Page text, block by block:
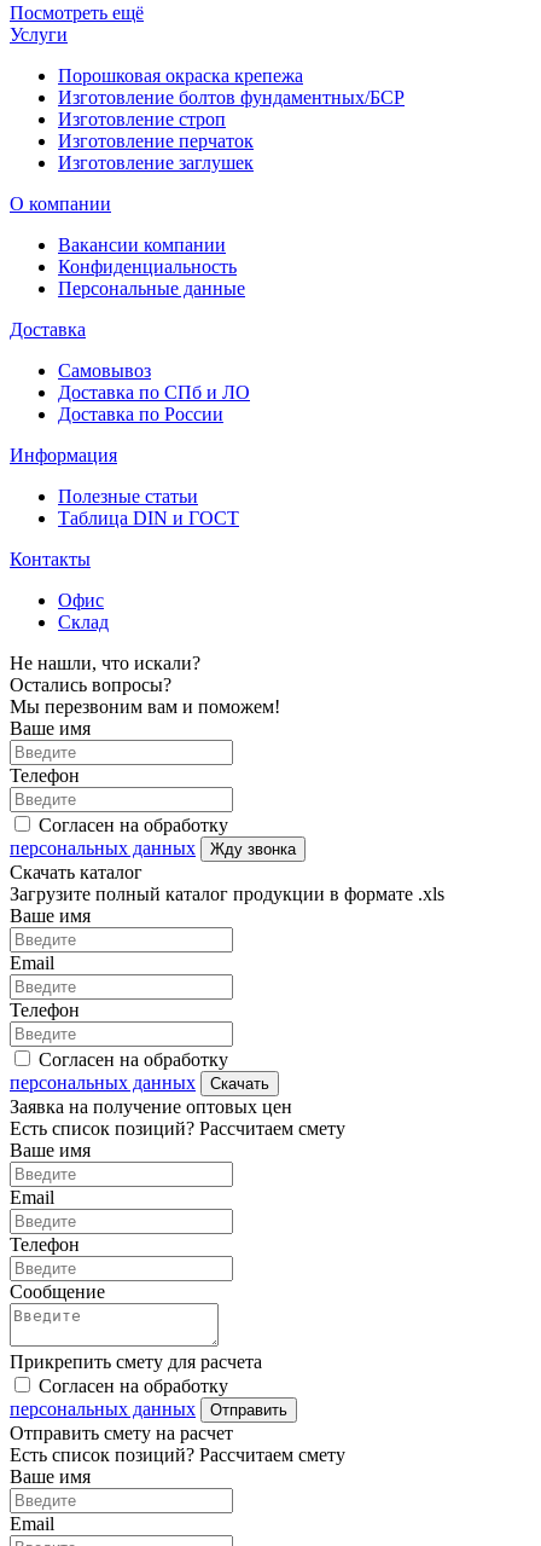
Посмотреть ещё
Услуги
Порошковая окраска крепежа
Изготовление болтов фундаментных/БСР
Изготовление строп
Изготовление перчаток
Изготовление заглушек
О компании
Вакансии компании
Конфиденциальность
Персональные данные
Доставка
Самовывоз
Доставка по СПб и ЛО
Доставка по России
Информация
Полезные статьи
Таблица DIN и ГОСТ
Контакты
Офис
Склад
Не нашли, что искали?
Остались вопросы?
Мы перезвоним вам и поможем!
Ваше имя
Телефон
Согласен на обработку
персональных данных
Жду звонка
Скачать каталог
Загрузите полный каталог продукции в формате .xls
Ваше имя
Email
Телефон
Согласен на обработку
персональных данных
Скачать
Заявка на получение оптовых цен
Есть список позиций? Рассчитаем смету
Ваше имя
Email
Телефон
Сообщение
Прикрепить смету для расчета
Согласен на обработку
персональных данных
Отправить
Отправить смету на расчет
Есть список позиций? Рассчитаем смету
Ваше имя
Email